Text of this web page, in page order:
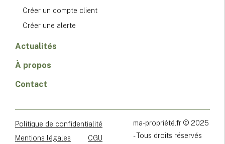
Créer un compte client
Créer une alerte
Actualités
À propos
Contact
Politique de confidentialité
Mentions légales
CGU
ma-propriété.fr © 2025
- Tous droits réservés